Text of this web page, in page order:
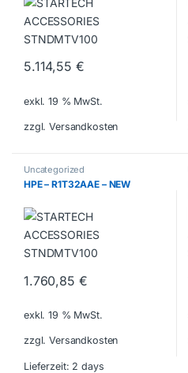
5.114,55 €
exkl. 19 % MwSt.
zzgl. Versandkosten
Uncategorized
HPE – R1T32AAE – NEW
1.760,85 €
exkl. 19 % MwSt.
zzgl. Versandkosten
Lieferzeit: 2 days